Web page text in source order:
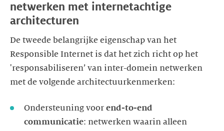
netwerken met internetachtige
De tweede belangrijke eigenschap van het
Responsible Internet is dat het zich richt op het
'responsabiliseren’ van inter-domein netwerken
Ondersteuning voor end-to-end
communicatie: netwerken waarin alleen